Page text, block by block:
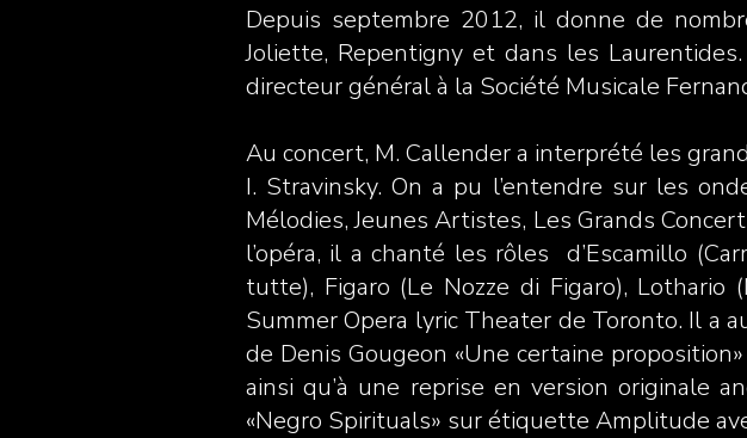
Depuis septembre 2012, il donne de
Joliette, Repentigny et dans les
directeur général à la Société Musicale
Au concert, M. Callender a interprété les
I. Stravinsky. On a pu l’entendre sur les
Mélodies, Jeunes Artistes, Les Grands
l’opéra, il a chanté les rôles d’Escamillo
tutte), Figaro (Le Nozze di Figaro), Lothario
Summer Opera lyric Theater de Toronto. Il a
de Denis Gougeon «Une certaine
ainsi qu’à une reprise en version originale
«Negro Spirituals» sur étiquette Amplitude